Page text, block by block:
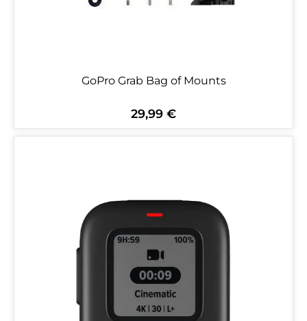
GoPro Grab Bag of Mounts
Regulärer Preis:
29,99 €